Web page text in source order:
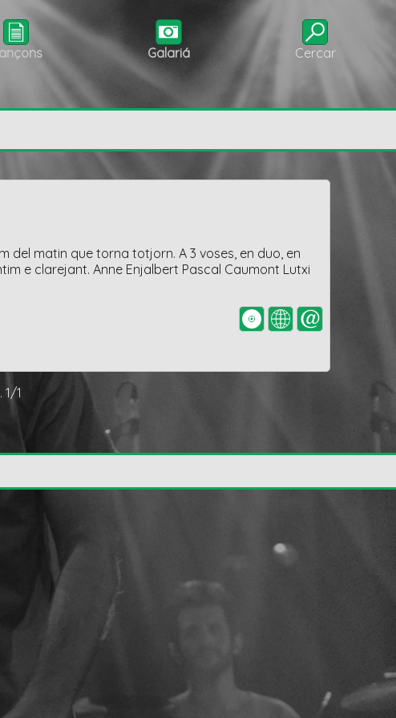
Galariá Cercar
del matin que torna totjorn. A 3 voses, en duo, en
e clarejant. Anne Enjalbert Pascal Caumont Lutxi
1/1